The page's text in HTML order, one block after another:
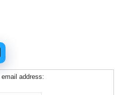
address: